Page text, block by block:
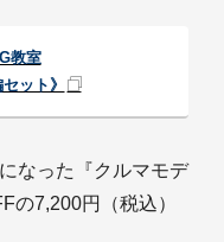
教室
ット》
なった『クルマモデ
の7,200円（税込）